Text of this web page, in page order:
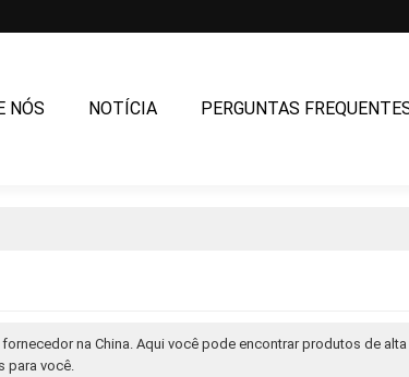
NÓS NOTÍCIA PERGUNTAS
na China. Aqui você pode encontrar produtos de
para você.